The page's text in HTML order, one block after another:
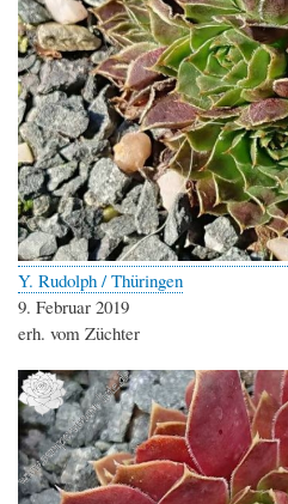
Y. Rudolph / Thüringen
9. Februar 2019
erh. vom Züchter